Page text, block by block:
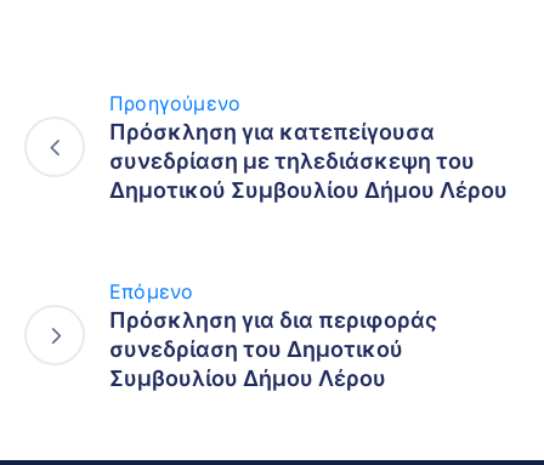
Προηγούμενο
Πρόσκληση για κατεπείγουσα
συνεδρίαση με τηλεδιάσκεψη του
Δημοτικού Συμβουλίου Δήμου Λέρου
Επόμενο
Πρόσκληση για δια περιφοράς
συνεδρίαση του Δημοτικού
Συμβουλίου Δήμου Λέρου